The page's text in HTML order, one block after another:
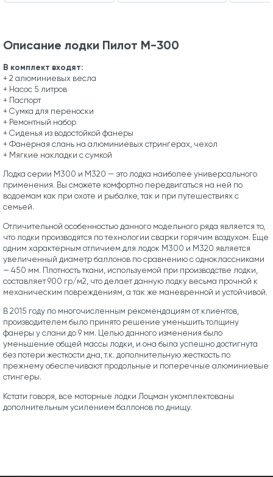
Описание лодки Пилот М-300
В комплект входят:
+ 2 алюминиевых весла
+ Насос 5 литров
+ Паспорт
+ Сумка для переноски
+ Ремонтный набор
+ Сиденья из водостойкой фанеры
+ Фанерная слань на алюминиевых стрингерах, чехол
+ Мягкие накладки с сумкой
Лодка серии М300 и М320 — это лодка наиболее универсального
применения. Вы сможете комфортно передвигаться на ней по
водоемам как при охоте и рыбалке, так и при путешествиях с
семьей.
Отличительной особенностью данного модельного ряда является то,
что лодки производятся по технологии сварки горячим воздухом. Еще
одним характерным отличием для лодок М300 и М320 является
увеличенный диаметр баллонов по сравнению с одноклассниками
— 450 мм. Плотность ткани, используемой при производстве лодки,
составляет 900 гр/м2, что делает данную лодку весьма прочной к
механическим повреждениям, а так же маневренной и устойчивой.
В 2015 году по многочисленным рекомендациям от клиентов,
производителем было принято решение уменьшить толщину
фанеры у слани до 9 мм. Целью данного изменения было
уменьшение общей массы лодки, и она была успешно достигнута
без потери жесткости дна, т.к. дополнительную жесткость по
прежнему обеспечивают продольные и поперечные алюминиевые
стингеры.
Кстати говоря, все моторные лодки Лоцман укомплектованы
дополнительным усилением баллонов по днищу.